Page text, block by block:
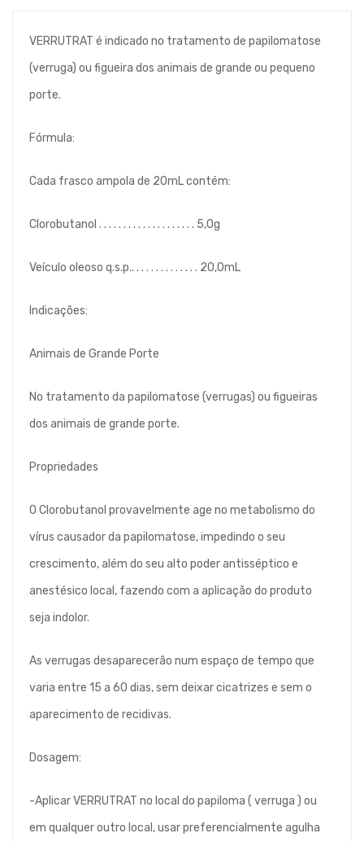
VERRUTRAT é indicado no tratamento de papilomatose
(verruga) ou figueira dos animais de grande ou pequeno
porte.
Fórmula:
Cada frasco ampola de 20mL contém:
Clorobutanol . . . . . . . . . . . . . . . . . . . . 5,0g
Veículo oleoso q.s.p.. . . . . . . . . . . . . . 20,0mL
Indicações:
Animais de Grande Porte
No tratamento da papilomatose (verrugas) ou figueiras
dos animais de grande porte.
Propriedades
O Clorobutanol provavelmente age no metabolismo do
vírus causador da papilomatose, impedindo o seu
crescimento, além do seu alto poder antisséptico e
anestésico local, fazendo com a aplicação do produto
seja indolor.
As verrugas desaparecerão num espaço de tempo que
varia entre 15 a 60 dias, sem deixar cicatrizes e sem o
aparecimento de recidivas.
Dosagem:
-Aplicar VERRUTRAT no local do papiloma ( verruga ) ou
em qualquer outro local, usar preferencialmente agulha